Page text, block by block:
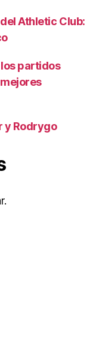
Athletic Club:
partidos
y Rodrygo